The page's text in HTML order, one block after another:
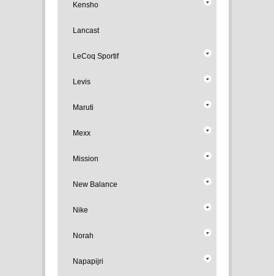
Kensho
Lancast
LeCoq Sportif
Levis
Maruti
Mexx
Mission
New Balance
Nike
Norah
Napapijri